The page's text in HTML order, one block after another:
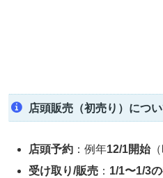
店頭販売（初売り）につ
店頭予約 ：例年12/1開始（
受け取り/販売 ： 1/1〜1/3